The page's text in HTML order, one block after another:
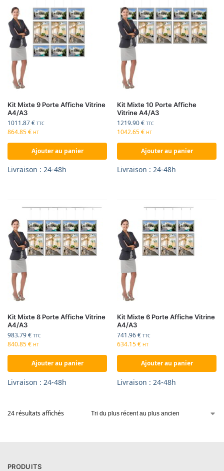
Kit Mixte 9 Porte Affiche Vitrine
A4/A3
1011.87€ TTC
864.85€ HT
Ajouter au panier
Livraison : 24-48h
Kit Mixte 10 Porte Affiche
Vitrine A4/A3
1219.90€ TTC
1042.65€ HT
Ajouter au panier
Livraison : 24-48h
Kit Mixte 8 Porte Affiche Vitrine
A4/A3
983.79€ TTC
840.85€ HT
Ajouter au panier
Livraison : 24-48h
Kit Mixte 6 Porte Affiche Vitrine
A4/A3
741.96€ TTC
634.15€ HT
Ajouter au panier
Livraison : 24-48h
24 résultats affichés
PRODUITS